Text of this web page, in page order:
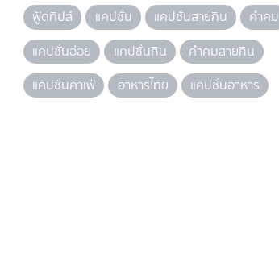
ฟู้ดทิปส์ แคปชั่น แคปชั่นสายกิน
คำคม
แคปชั่นอ่อย
แคปชั่นกิน
คำคมสายกิน
แคปชั่นคาเฟ่
อาหารไทย แคปชั่นอาหาร